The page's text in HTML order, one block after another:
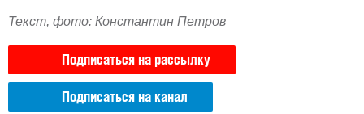
Текст, фото: Константин Петров
Подписаться на рассылку
Подписаться на канал